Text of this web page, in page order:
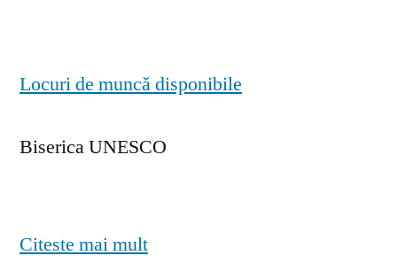
Locuri de muncă disponibile
Biserica UNESCO
Citeste mai mult